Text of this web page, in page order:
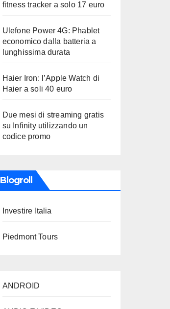
fitness tracker a solo 17 euro
Ulefone Power 4G: Phablet
economico dalla batteria a
lunghissima durata
Haier Iron: l’Apple Watch di
Haier a soli 40 euro
Due mesi di streaming gratis
su Infinity utilizzando un
codice promo
Blogroll
Investire Italia
Piedmont Tours
ANDROID